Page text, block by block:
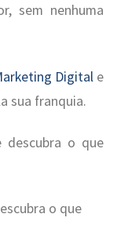
sem nenhuma
Digital e
sua franquia.
descubra o que
o que